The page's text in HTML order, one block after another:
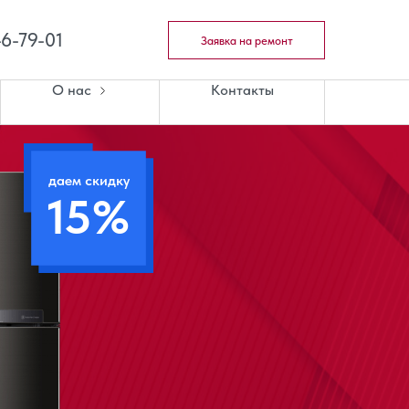
79-01 Заявка на ремонт
О нас Контакты
даем скидку
15%